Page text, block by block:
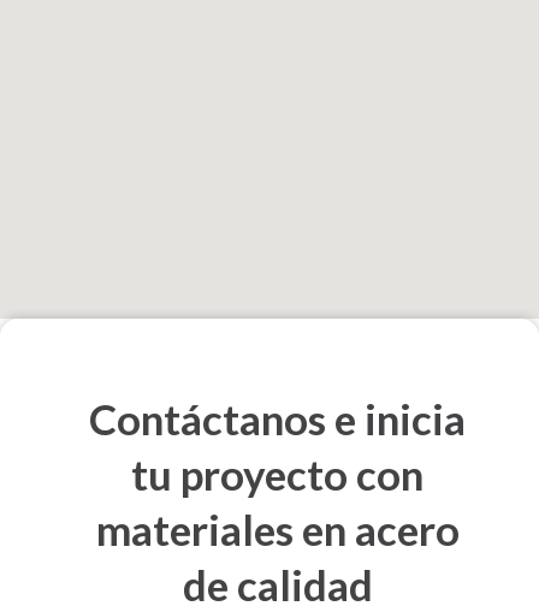
Contáctanos e inicia
tu proyecto con
materiales en acero
de calidad